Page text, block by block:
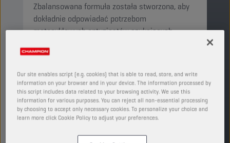
Zbalansowana formuła została stworzona, aby
dokładnie odpowiadać potrzebom
motocyklowych entuzjastów szukających
Zobacz dostępne rozmiary i opakowania
ZNAJDŹ PUNKT SPRZEDAŻY
Our site enables script (e.g. cookies) that is able to read, store, and write
information on your browser and in your device. The information processed by
this script includes data related to your browsing activity. We use this
information for various purposes. You can reject all non-essential processing
by choosing to accept only necessary cookies. To personalize your choice and
learn more click Cookie Policy to adjust your preferences.